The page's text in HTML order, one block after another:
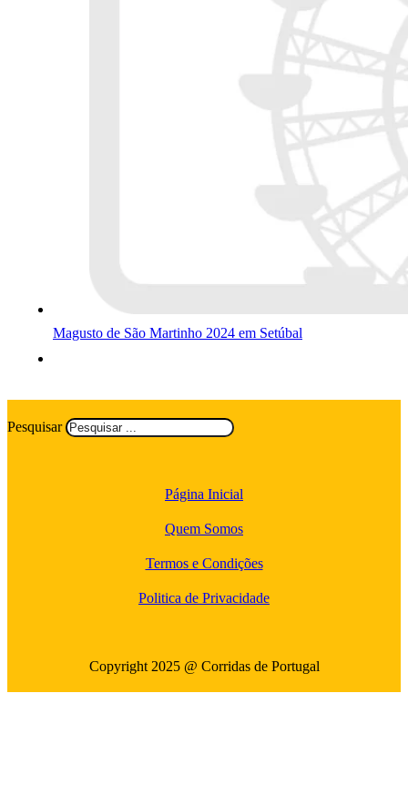
Magusto de São Martinho 2024 em Setúbal
Pesquisar
Página Inicial
Quem Somos
Termos e Condições
Politica de Privacidade
Copyright 2025 @ Corridas de Portugal